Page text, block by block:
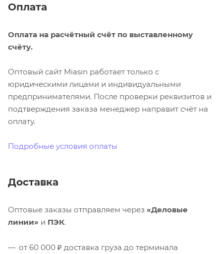
Оплата
Оплата на расчётный счёт по выставленному
счёту.
Оптовый сайт Miasin работает только с
юридическими лицами и индивидуальными
предпринимателями. После проверки реквизитов и
подтверждения заказа менеджер направит счёт на
оплату.
Подробные условия оплаты
Доставка
Оптовые заказы отправляем через «Деловые
линии» и ПЭК.
от 60 000 ₽ доставка груза до терминала